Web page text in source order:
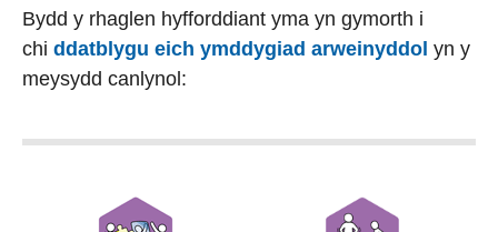
Bydd y rhaglen hyfforddiant yma yn gymorth i
chi ddatblygu eich ymddygiad arweinyddol yn y
meysydd canlynol: